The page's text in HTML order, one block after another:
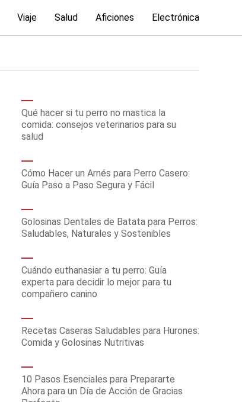
Viaje Salud Aficiones Electrónica
Qué hacer si tu perro no mastica la
comida: consejos veterinarios para su
salud
Cómo Hacer un Arnés para Perro Casero:
Guía Paso a Paso Segura y Fácil
Golosinas Dentales de Batata para Perros:
Saludables, Naturales y Sostenibles
Cuándo euthanasiar a tu perro: Guía
experta para decidir lo mejor para tu
compañero canino
Recetas Caseras Saludables para Hurones:
Comida y Golosinas Nutritivas
10 Pasos Esenciales para Prepararte
Ahora para un Día de Acción de Gracias